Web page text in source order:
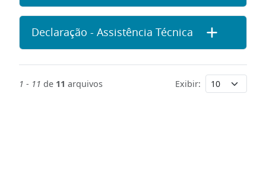
Declaração - Assistência Técnica
1 - 11 de 11 arquivos Exibir: